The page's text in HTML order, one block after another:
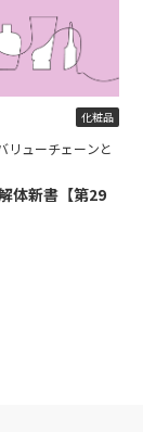
化粧品
リューチェーンと
体新書【第29